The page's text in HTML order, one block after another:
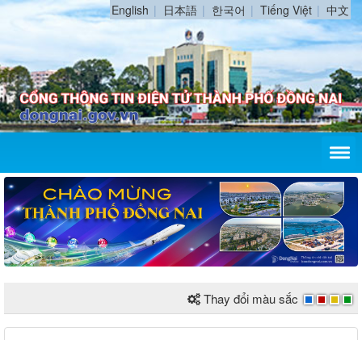
English 日本語 한국어 Tiếng Việt 中文
Thay đổi màu sắc